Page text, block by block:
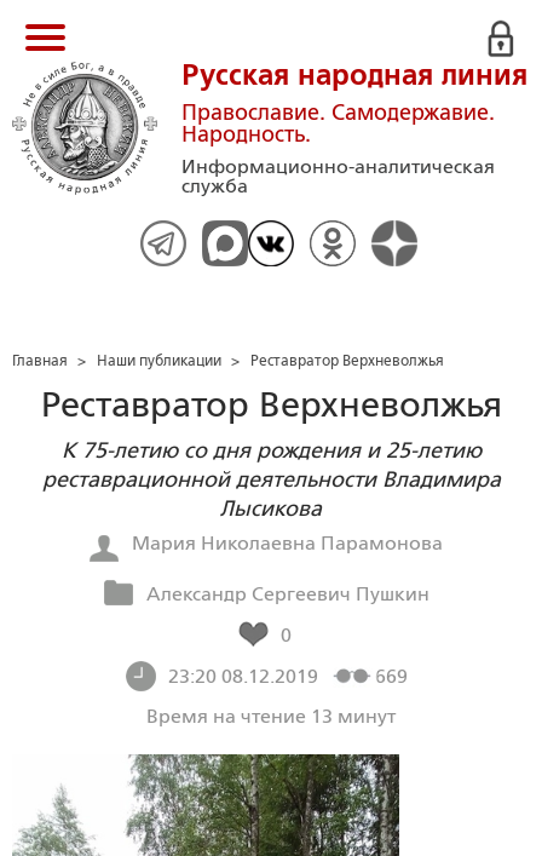
Русская народная линия
Православие. Самодержавие.
Народность.
Информационно-аналитическая
служба
Главная > Наши публикации > Реставратор Верхневолжья
Реставратор Верхневолжья
К 75-летию со дня рождения и 25-летию
реставрационной деятельности Владимира
Лысикова
Мария Николаевна Парамонова
Александр Сергеевич Пушкин
0
23:20 08.12.2019
669
Время на чтение 13 минут